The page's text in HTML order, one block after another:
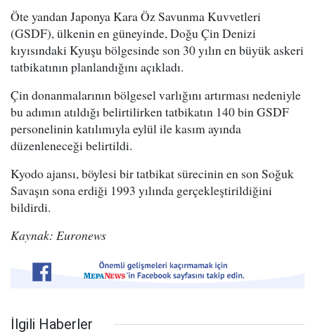
Öte yandan Japonya Kara Öz Savunma Kuvvetleri
(GSDF), ülkenin en güneyinde, Doğu Çin Denizi
kıyısındaki Kyuşu bölgesinde son 30 yılın en büyük askeri
tatbikatının planlandığını açıkladı.
Çin donanmalarının bölgesel varlığını artırması nedeniyle
bu adımın atıldığı belirtilirken tatbikatın 140 bin GSDF
personelinin katılımıyla eylül ile kasım ayında
düzenleneceği belirtildi.
Kyodo ajansı, böylesi bir tatbikat sürecinin en son Soğuk
Savaşın sona erdiği 1993 yılında gerçekleştirildiğini
bildirdi.
Kaynak: Euronews
İlgili Haberler